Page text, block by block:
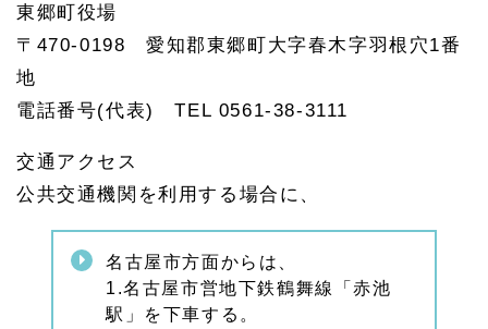
東郷町役場
〒470-0198 愛知郡東郷町大字春木字羽根穴1番
地
電話番号(代表) TEL 0561-38-3111
交通アクセス
公共交通機関を利用する場合に、
名古屋市方面からは、
1.名古屋市営地下鉄鶴舞線「赤池
駅」を下車する。